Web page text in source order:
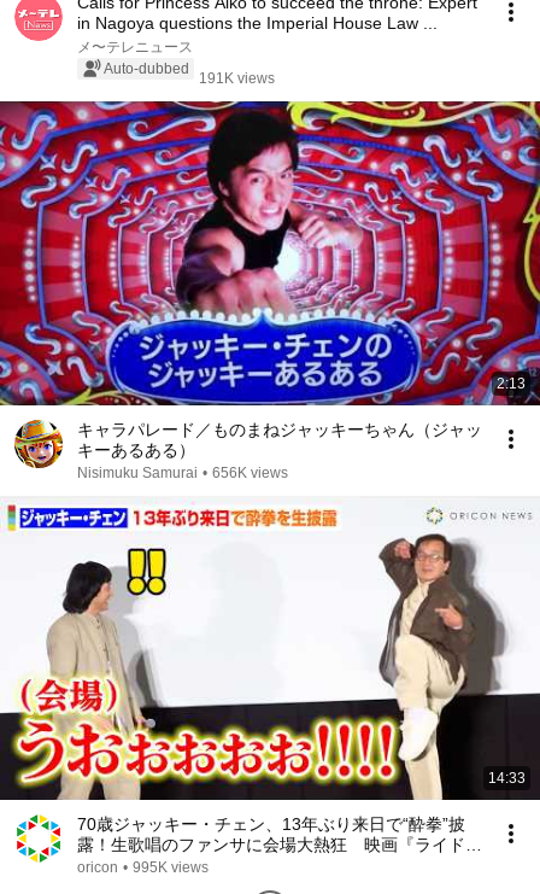
in Nagoya questions the Imperial House Law ...
メ〜テレニュース
Auto-dubbed
191K views
2:13
キャラパレード／ものまねジャッキーちゃん（ジャッ
キーあるある）
Nisimuku Samurai • 656K views
14:33
70歳ジャッキー・チェン、13年ぶり来日で“酔拳”披
露！生歌唱のファンサに会場大熱狂 映画『ライド・
オン』ジャッキー・チェン来日舞台挨拶
oricon • 995K views